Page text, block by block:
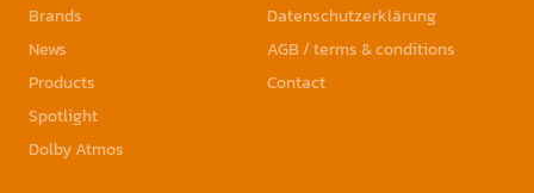
Brands
News
Products
Spotlight
Dolby Atmos
Datenschutzerklärung
AGB / terms & conditions
Contact